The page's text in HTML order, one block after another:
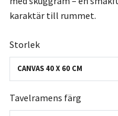
karaktär till rummet.
Storlek
CANVAS 40 X 60 CM
Tavelramens färg